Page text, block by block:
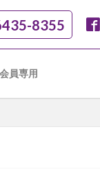
8355
会員専用